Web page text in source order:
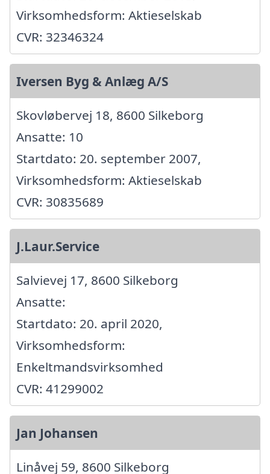
Virksomhedsform: Aktieselskab
CVR: 32346324
Iversen Byg & Anlæg A/S
Skovløbervej 18, 8600 Silkeborg
Ansatte: 10
Startdato: 20. september 2007,
Virksomhedsform: Aktieselskab
CVR: 30835689
J.Laur.Service
Salvievej 17, 8600 Silkeborg
Ansatte:
Startdato: 20. april 2020,
Virksomhedsform:
Enkeltmandsvirksomhed
CVR: 41299002
Jan Johansen
Linåvej 59, 8600 Silkeborg